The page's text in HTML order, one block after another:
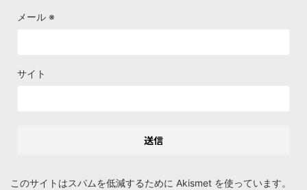
メール ※
サイト
このサイトはスパムを低減するために Akismet を使っています。